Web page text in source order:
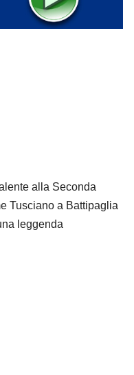
alla Seconda
Tusciano a Battipaglia
leggenda